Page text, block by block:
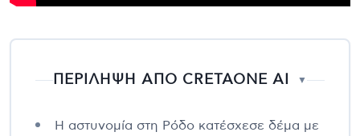
ΠΕΡΙΛΗΨΗ ΑΠΟ CRETAONE AI ▼
Η αστυνομία στη Ρόδο κατέσχεσε δέμα με